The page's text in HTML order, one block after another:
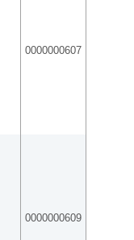
0000000607
0000000609